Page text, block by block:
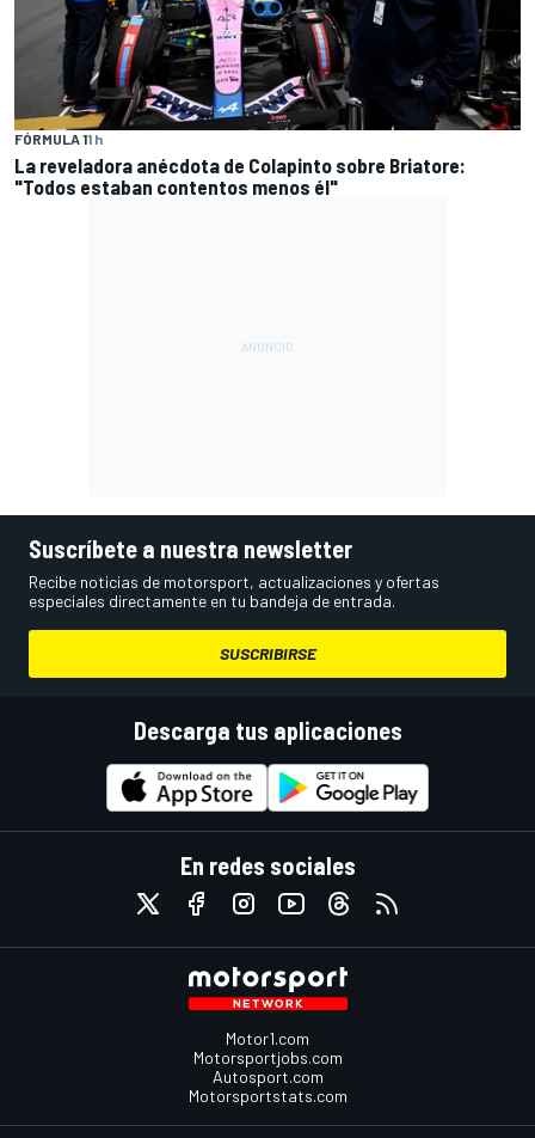
FÓRMULA 11 h
La reveladora anécdota de Colapinto sobre Briatore:
"Todos estaban contentos menos él"
Suscríbete a nuestra newsletter
Recibe noticias de motorsport, actualizaciones y ofertas
especiales directamente en tu bandeja de entrada.
SUSCRIBIRSE
Descarga tus aplicaciones
En redes sociales
Motor1.com
Motorsportjobs.com
Autosport.com
Motorsportstats.com